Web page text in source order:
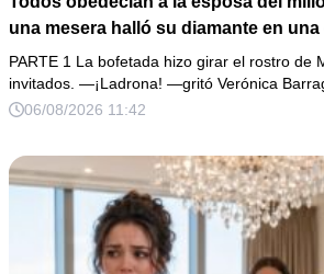
una mesera halló su diamante en
PARTE 1 La bofetada hizo girar el rostro de
invitados. —¡Ladrona! —gritó Verónica
06/08/2026 11:42